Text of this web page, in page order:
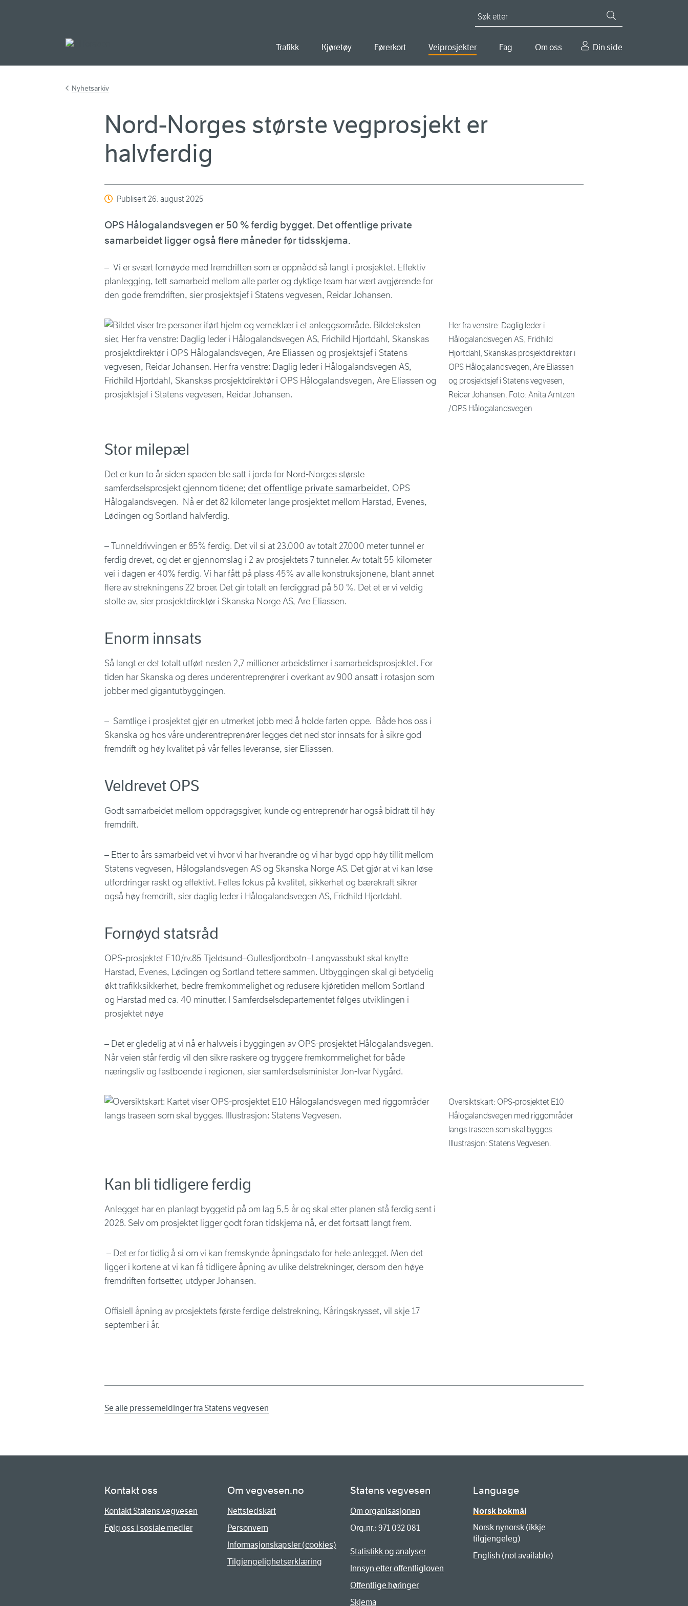
Trafikk Kjøretøy Førerkort Veiprosjekter Fag Om oss Din side
Nyhetsarkiv
Nord-Norges største vegprosjekt er
halvferdig
Publisert26. august 2025
OPS Hålogalandsvegen er 50 % ferdig bygget. Det offentlige private
samarbeidet ligger også flere måneder før tidsskjema.
– Vi er svært fornøyde med fremdriften som er oppnådd så langt i prosjektet. Effektiv
planlegging, tett samarbeid mellom alle parter og dyktige team har vært avgjørende for
den gode fremdriften, sier prosjektsjef i Statens vegvesen, Reidar Johansen.
Her fra venstre: Daglig leder i
Hålogalandsvegen AS, Fridhild
Hjortdahl, Skanskas prosjektdirektør i
OPS Hålogalandsvegen, Are Eliassen
og prosjektsjef i Statens vegvesen,
Reidar Johansen. Foto: Anita Arntzen
/OPS Hålogalandsvegen
Stor milepæl
Det er kun to år siden spaden ble satt i jorda for Nord-Norges største
samferdselsprosjekt gjennom tidene; det offentlige private samarbeidet, OPS
Hålogalandsvegen. Nå er det 82 kilometer lange prosjektet mellom Harstad, Evenes,
Lødingen og Sortland halvferdig.
– Tunneldrivvingen er 85% ferdig. Det vil si at 23.000 av totalt 27.000 meter tunnel er
ferdig drevet, og det er gjennomslag i 2 av prosjektets 7 tunneler. Av totalt 55 kilometer
vei i dagen er 40% ferdig. Vi har fått på plass 45% av alle konstruksjonene, blant annet
flere av strekningens 22 broer. Det gir totalt en ferdiggrad på 50 %. Det et er vi veldig
stolte av, sier prosjektdirektør i Skanska Norge AS, Are Eliassen.
Enorm innsats
Så langt er det totalt utført nesten 2,7 millioner arbeidstimer i samarbeidsprosjektet. For
tiden har Skanska og deres underentreprenører i overkant av 900 ansatt i rotasjon som
jobber med gigantutbyggingen.
– Samtlige i prosjektet gjør en utmerket jobb med å holde farten oppe. Både hos oss i
Skanska og hos våre underentreprenører legges det ned stor innsats for å sikre god
fremdrift og høy kvalitet på vår felles leveranse, sier Eliassen.
Veldrevet OPS
Godt samarbeidet mellom oppdragsgiver, kunde og entreprenør har også bidratt til høy
fremdrift.
– Etter to års samarbeid vet vi hvor vi har hverandre og vi har bygd opp høy tillit mellom
Statens vegvesen, Hålogalandsvegen AS og Skanska Norge AS. Det gjør at vi kan løse
utfordringer raskt og effektivt. Felles fokus på kvalitet, sikkerhet og bærekraft sikrer
også høy fremdrift, sier daglig leder i Hålogalandsvegen AS, Fridhild Hjortdahl.
Fornøyd statsråd
OPS-prosjektet E10/rv.85 Tjeldsund–Gullesfjordbotn–Langvassbukt skal knytte
Harstad, Evenes, Lødingen og Sortland tettere sammen. Utbyggingen skal gi betydelig
økt trafikksikkerhet, bedre fremkommelighet og redusere kjøretiden mellom Sortland
og Harstad med ca. 40 minutter. I Samferdselsdepartementet følges utviklingen i
prosjektet nøye
– Det er gledelig at vi nå er halvveis i byggingen av OPS-prosjektet Hålogalandsvegen.
Når veien står ferdig vil den sikre raskere og tryggere fremkommelighet for både
næringsliv og fastboende i regionen, sier samferdselsminister Jon-Ivar Nygård.
Oversiktskart: OPS-prosjektet E10
Hålogalandsvegen med riggområder
langs traseen som skal bygges.
Illustrasjon: Statens Vegvesen.
Kan bli tidligere ferdig
Anlegget har en planlagt byggetid på om lag 5,5 år og skal etter planen stå ferdig sent i
2028. Selv om prosjektet ligger godt foran tidskjema nå, er det fortsatt langt frem.
– Det er for tidlig å si om vi kan fremskynde åpningsdato for hele anlegget. Men det
ligger i kortene at vi kan få tidligere åpning av ulike delstrekninger, dersom den høye
fremdriften fortsetter, utdyper Johansen.
Offisiell åpning av prosjektets første ferdige delstrekning, Kåringskrysset, vil skje 17
september i år.
Se alle pressemeldinger fra Statens vegvesen
Kontakt oss
Kontakt Statens vegvesen
Følg oss i sosiale medier
Om vegvesen.no
Nettstedskart
Personvern
Informasjonskapsler (cookies)
Tilgjengelighetserklæring
Statens vegvesen
Om organisasjonen
Org.nr.: 971 032 081
Statistikk og analyser
Innsyn etter offentligloven
Offentlige høringer
Skjema
Language
Norsk bokmål
Norsk nynorsk (ikkje
tilgjengeleg)
English (not available)